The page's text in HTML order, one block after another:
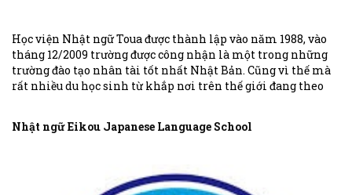
Học viện Nhật ngữ Toua được thành lập vào năm 1988, vào
tháng 12/2009 trường được công nhận là một trong những
trường đào tạo nhân tài tốt nhất Nhật Bản. Cũng vì thế mà
rất nhiều du học sinh từ khắp nơi trên thế giới đang theo
Nhật ngữ Eikou Japanese Language School